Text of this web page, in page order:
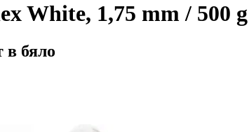
White, 1,75 mm / 500 g
бяло